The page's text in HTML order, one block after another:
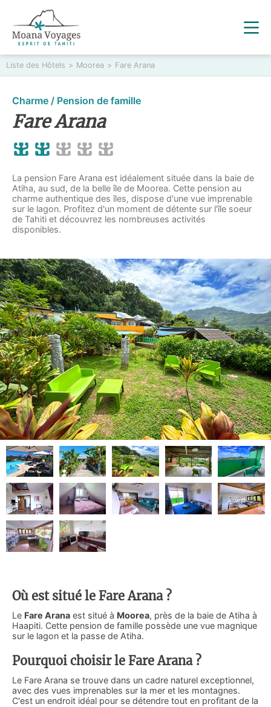
Liste des Hôtels > Moorea > Fare Arana
Charme / Pension de famille
Fare Arana
La pension Fare Arana est idéalement située dans la baie de
Atiha, au sud, de la belle île de Moorea. Cette pension au
charme authentique des îles, dispose d'une vue imprenable
sur le lagon. Profitez d'un moment de détente sur l'île soeur
de Tahiti et découvrez les nombreuses activités
disponibles.
Où est situé le Fare Arana ?
Le Fare Arana est situé à Moorea, près de la baie de Atiha à
Haapiti. Cette pension de famille possède une vue magnique
sur le lagon et la passe de Atiha.
Pourquoi choisir le Fare Arana ?
Le Fare Arana se trouve dans un cadre naturel exceptionnel,
avec des vues imprenables sur la mer et les montagnes.
C'est un endroit idéal pour se détendre tout en profitant de la